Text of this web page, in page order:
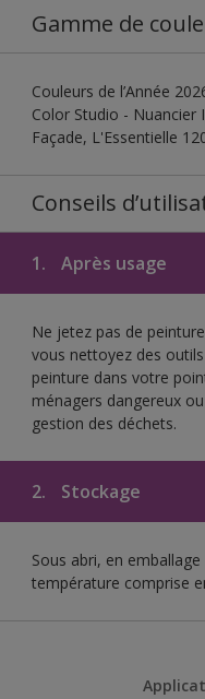
Gamme de
Couleurs de l’Année
Color Studio - Nuancier
Façade, L'Essentielle
Conseils
1. Après usage
Ne jetez pas de
vous nettoyez des
peinture dans votre
ménagers dangereux
gestion des déchets.
2. Stockage
Sous abri, en
température comprise